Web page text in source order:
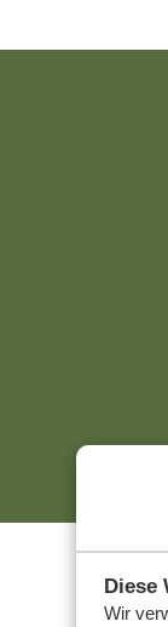
Diese
Wir